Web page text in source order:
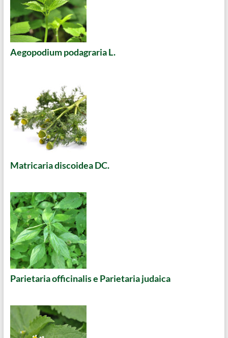
Aegopodium podagraria L.
Matricaria discoidea DC.
Parietaria officinalis e Parietaria judaica